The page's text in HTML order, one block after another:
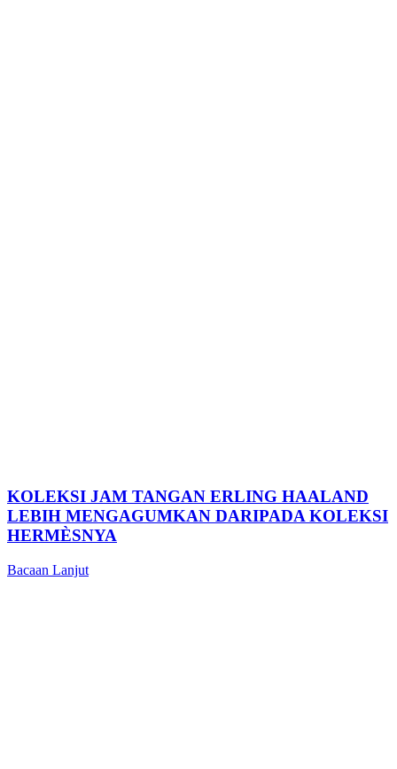
KOLEKSI JAM TANGAN ERLING HAALAND
LEBIH MENGAGUMKAN DARIPADA KOLEKSI
HERMÈSNYA
Bacaan Lanjut